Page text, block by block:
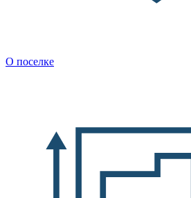
О поселке